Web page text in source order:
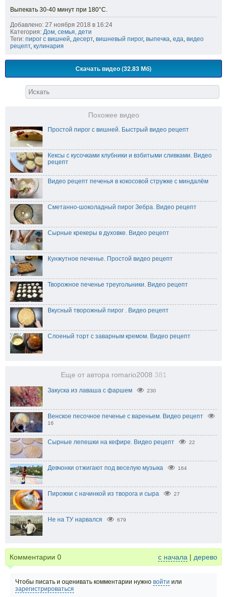
Выпекать 30-40 минут при 180°С.
Добавлено: 27 ноября 2018 в 16:24
Категория: Дом, семья, дети
Теги: пирог с вишней, десерт, вишневый пирог, выпечка, еда, видео
рецепт, кулинария
Скачать видео (32.83 Мб)
Похожее видео
Простой пирог с вишней. Быстрый видео рецепт
Кексы с кусочками клубники и взбитыми сливками. Видео
рецепт
Видео рецепт печенья в кокосовой стружке с миндалём
Сметанно-шоколадный пирог Зебра. Видео рецепт
Сырные крекеры в духовке. Видео рецепт
Кунжутное печенье. Простой видео рецепт
Творожное печенье треугольники. Видео рецепт
Вкусный творожный пирог . Видео рецепт
Слоеный торт с заварным кремом. Видео рецепт
Еще от автора romario2008 381
Закуска из лаваша с фаршем 230
Венское песочное печенье с вареньем. Видео рецепт
16
Сырные лепешки на кефире. Видео рецепт 22
Девчонки отжигают под веселую музыка 164
Пирожки с начинкой из творога и сыра 27
Не на ТУ нарвался 679
Комментарии 0 с начала | дерево
Чтобы писать и оценивать комментарии нужно войти или
зарегистрироваться